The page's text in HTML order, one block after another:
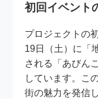
初回イベント
プロジェクトの
19日（土）に「
される「あびん
しています。こ
街の魅力を発信